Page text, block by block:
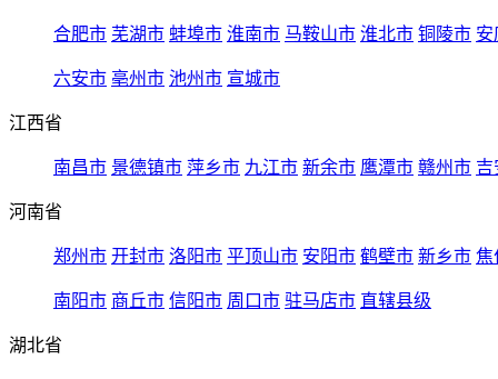
合肥市 芜湖市 蚌埠市 淮南市 马鞍山市 淮北市 铜陵市 安
六安市 亳州市 池州市 宣城市
江西省
南昌市 景德镇市 萍乡市 九江市 新余市 鹰潭市 赣州市 吉
河南省
郑州市 开封市 洛阳市 平顶山市 安阳市 鹤壁市 新乡市 焦
南阳市 商丘市 信阳市 周口市 驻马店市 直辖县级
湖北省